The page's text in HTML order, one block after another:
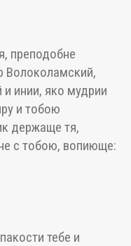
преподобне
Волоколамский,
инии, яко мудрии
и тобою
держаще тя,
с тобою, вопиюще:
тебе и